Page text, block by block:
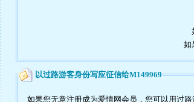
如
以过路游客身份写应征信给M149969
如果您无意注册成为爱情网会员，您可以用过